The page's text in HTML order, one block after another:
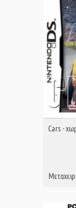
Cars -